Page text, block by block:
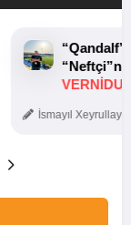
İsmayıl